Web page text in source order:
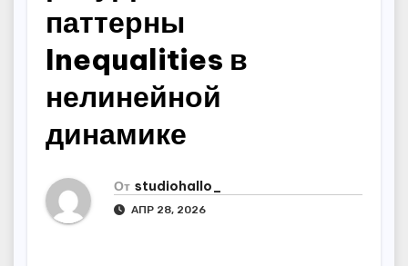
паттерны
Inequalities в
нелинейной
динамике
От studiohallo_
АПР 28, 2026